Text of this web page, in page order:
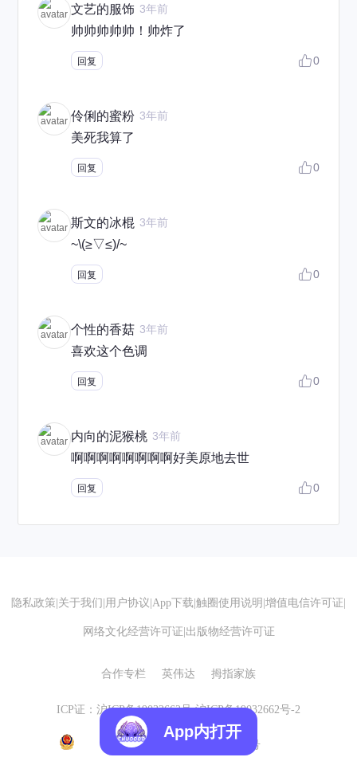
文艺的服饰 3年前
帅帅帅帅帅！帅炸了
回复 0
伶俐的蜜粉 3年前
美死我算了
回复 0
斯文的冰棍 3年前
~\(≥▽≤)/~
回复 0
个性的香菇 3年前
喜欢这个色调
回复 0
内向的泥猴桃 3年前
啊啊啊啊啊啊啊啊好美原地去世
回复 0
隐私政策 关于我们 用户协议 App下载 触圈使用说明 增值电信许可证
网络文化经营许可证 出版物经营许可证
合作专栏 英伟达 拇指家族
ICP证：沪ICP备19032662号 沪ICP备19032662号-2
沪公网安备 31010602007155号
App内打开